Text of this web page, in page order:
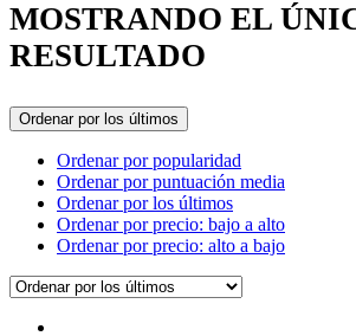
MOSTRANDO EL
RESULTADO
Ordenar por los últimos
Ordenar por popularidad
Ordenar por puntuación media
Ordenar por los últimos
Ordenar por precio: bajo a alto
Ordenar por precio: alto a bajo